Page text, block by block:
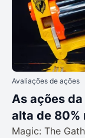
Avaliações de ações
As ações
alta de 80%
Magic: The